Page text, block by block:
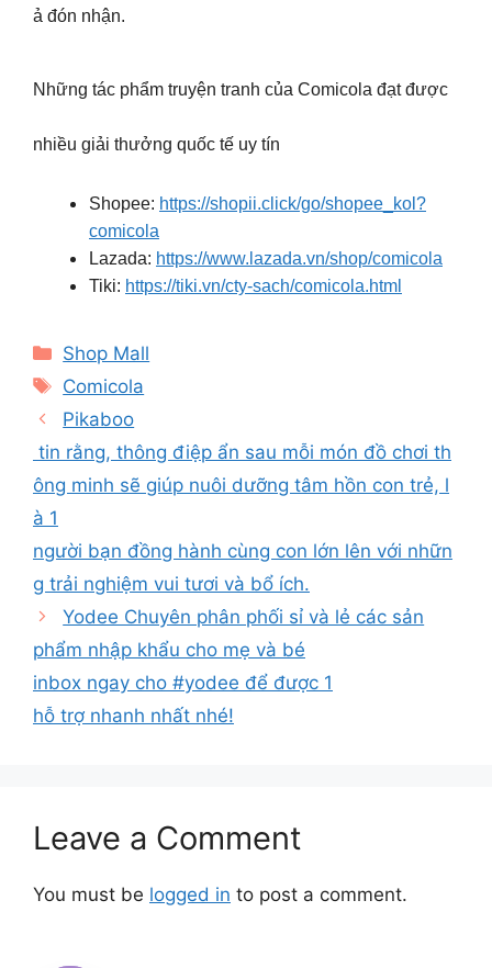
ả đón nhận.
Những tác phẩm truyện tranh của Comicola đạt được
nhiều giải thưởng quốc tế uy tín
Shopee: https://shopii.click/go/shopee_kol?
comicola
Lazada: https://www.lazada.vn/shop/comicola
Tiki: https://tiki.vn/cty-sach/comicola.html
Categories
Shop Mall
Tags
Comicola
Pikaboo
tin rằng, thông điệp ẩn sau mỗi món đồ chơi th
ông minh sẽ giúp nuôi dưỡng tâm hồn con trẻ, l
à 1
người bạn đồng hành cùng con lớn lên với nhữn
g trải nghiệm vui tươi và bổ ích.
Yodee Chuyên phân phối sỉ và lẻ các sản
phẩm nhập khẩu cho mẹ và bé
inbox ngay cho #yodee để được 1
hỗ trợ nhanh nhất nhé!
Leave a Comment
You must be logged in to post a comment.